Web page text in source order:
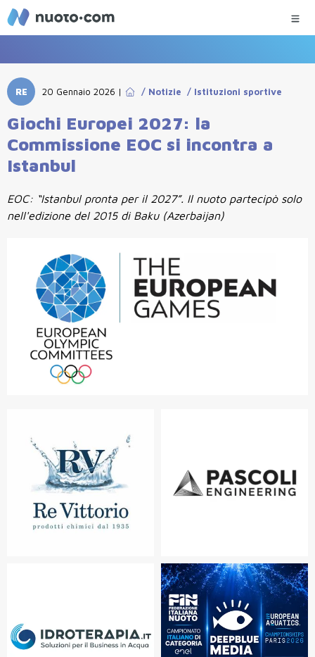
RE 20 Gennaio 2026 | / Notizie / Istituzioni sportive
Giochi Europei 2027: la
Commissione EOC si incontra a
Istanbul
EOC: “Istanbul pronta per il 2027”. Il nuoto partecipò solo
nell'edizione del 2015 di Baku (Azerbaijan)